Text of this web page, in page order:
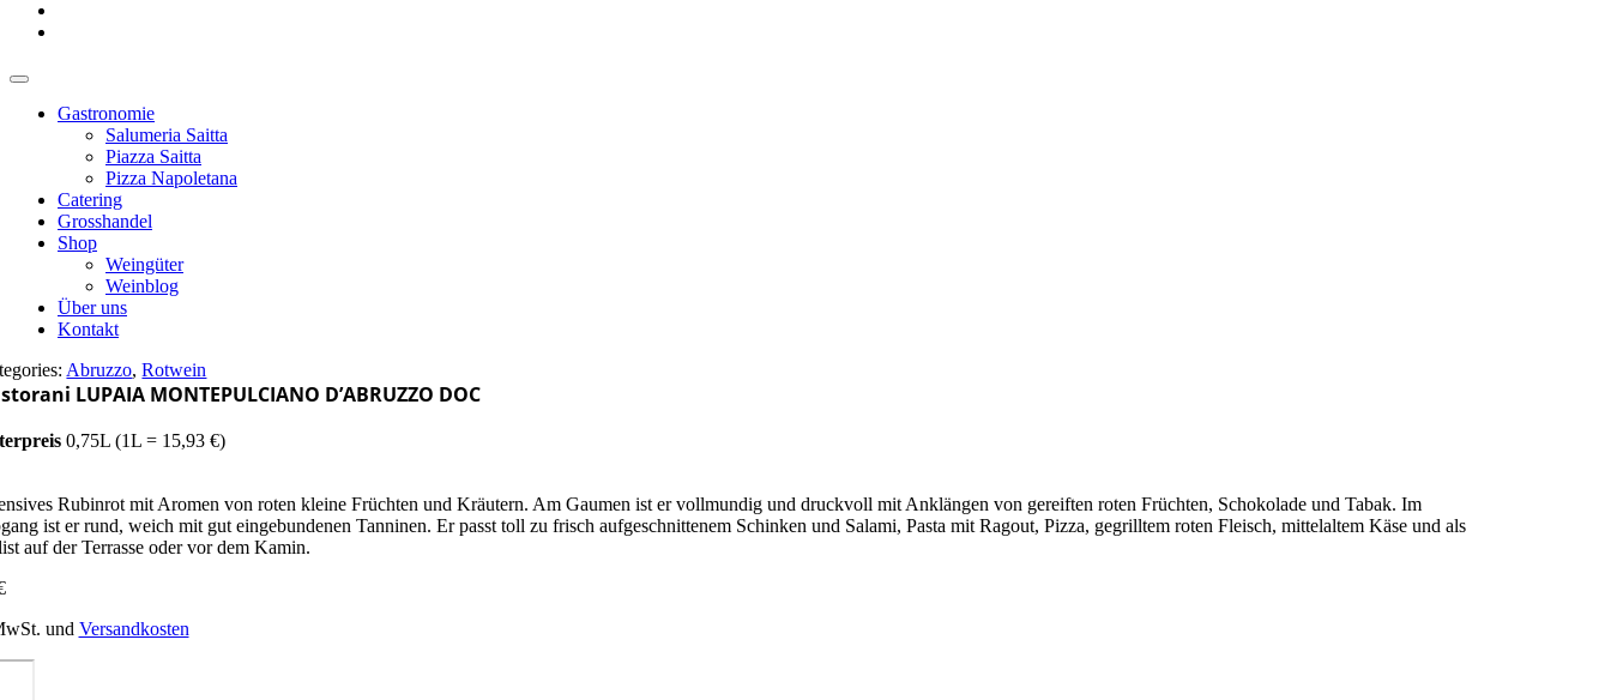
Gastronomie
Salumeria Saitta
Piazza Saitta
Pizza Napoletana
Catering
Grosshandel
Shop
Weingüter
Weinblog
Über uns
Kontakt
Abruzzo,Rotwein
LUPAIA MONTEPULCIANO D’ABRUZZO DOC
0,75L (1L = 15,93 €)
Rubinrot mit Aromen von roten kleine Früchten und Kräutern. Am Gaumen ist er vollmundig und druckvoll mit Anklängen von gereiften roten Früchten, Schokolade und Tabak. Im
ist er rund, weich mit gut eingebundenen Tanninen. Er passt toll zu frisch aufgeschnittenem Schinken und Salami, Pasta mit Ragout, Pizza, gegrilltem roten Fleisch, mittelaltem Käse und als
auf der Terrasse oder vor dem Kamin.
und Versandkosten